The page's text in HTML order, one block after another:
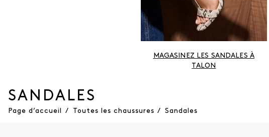
MAGASINEZ LES SANDALES À
TALON
SANDALES
Page d’accueil / Toutes les chaussures / Sandales